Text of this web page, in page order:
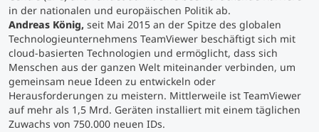
in der nationalen und europäischen Politik ab.
Andreas König, seit Mai 2015 an der Spitze des globalen
Technologieunternehmens TeamViewer beschäftigt sich mit
cloud-basierten Technologien und ermöglicht, dass sich
Menschen aus der ganzen Welt miteinander verbinden, um
gemeinsam neue Ideen zu entwickeln oder
Herausforderungen zu meistern. Mittlerweile ist TeamViewer
auf mehr als 1,5 Mrd. Geräten installiert mit einem täglichen
Zuwachs von 750.000 neuen IDs.